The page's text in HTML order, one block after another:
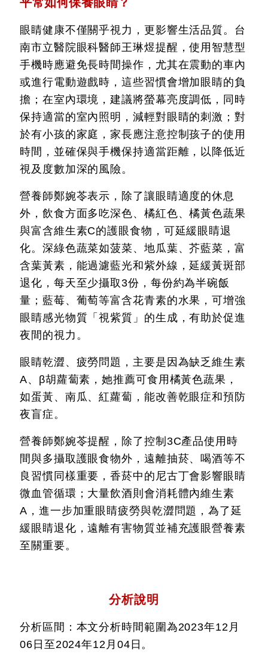
眼睛健康不僅關乎視力，更影響生活品質。台
南市立醫院眼科醫師王琳煜提醒，使用智慧型
手機時應避免長時間操作，尤其在震動的車內
或進行電動遊戲時，這些習慣會增加眼睛的負
擔；在室內環境，建議將螢幕亮度調低，同時
保持適當的室內照明，減輕對眼睛的刺激；對
於有小孩的家庭，家長應注意控制孩子的使用
時間，並確保與手機保持適當距離，以降低近
視及度數加深的風險。
營養師鄭婉苓表示，除了讓眼睛適度的休息
外，飲食方面多吃深色、橘紅色、橘黃色蔬果
與富含維生素C的護眼食物，可延緩眼睛退
化。深綠色蔬菜如菠菜、地瓜葉、芥藍菜，富
含葉黃素，能過濾藍光和紫外線，延緩黃斑部
退化，每天至少攝取3份，每份約為半碗飯
量；藍莓、葡萄等富含花青素的水果，可增強
眼睛感光物質「視紫質」的生成，有助於促進
夜間的視力。
眼睛乾澀、疲勞問題，主要是因為缺乏維生素
A、β胡蘿蔔素，她推薦可食用橘黃色蔬果，
如蛋黃、南瓜、紅蘿蔔，能改善乾眼症和預防
夜盲症。
營養師鄭婉苓提醒，除了控制3C產品使用時
間與多攝取護眼食物外，遠離抽菸、喝酒等不
良習慣同樣重要，香菸中的尼古丁會影響眼睛
微血管循環；大量飲酒則會消耗體內維生素
A，進一步加重眼睛疲勞與乾澀問題，為了延
緩眼睛退化，遠離有害物質並補充護眼營養素
至關重要。
分析說明
分析區間：本文分析時間範圍為2023年12月
06日至2024年12月04日。